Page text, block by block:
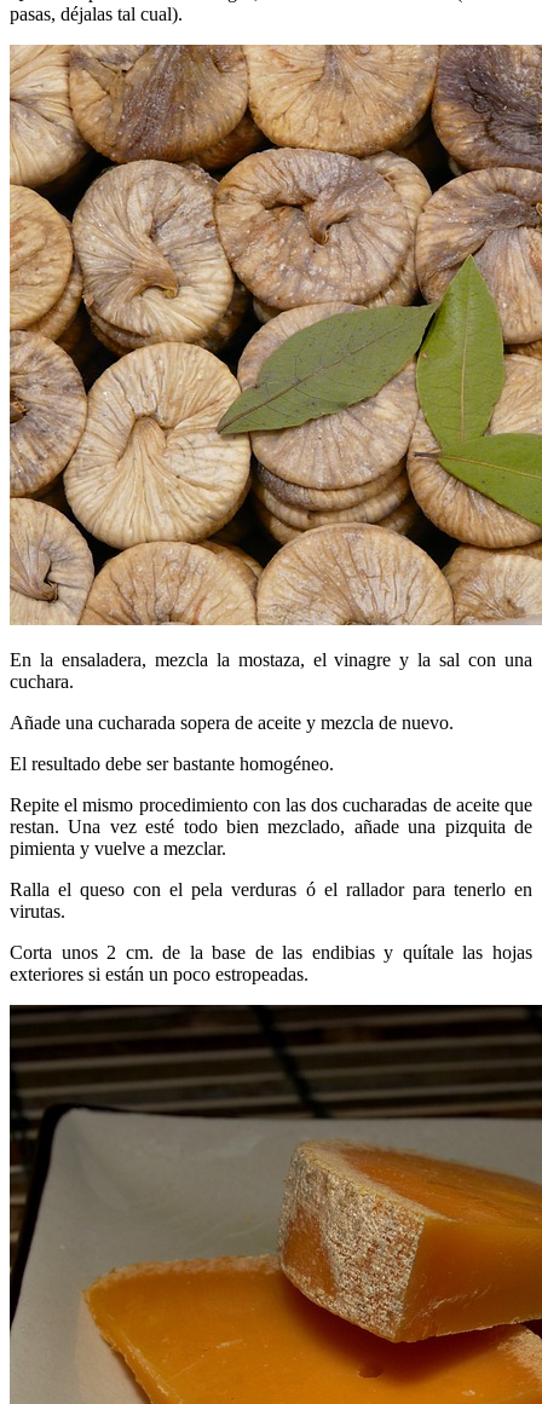
pasas, déjalas tal cual).
En la ensaladera, mezcla la mostaza, el vinagre y la sal con una
cuchara.
Añade una cucharada sopera de aceite y mezcla de nuevo.
El resultado debe ser bastante homogéneo.
Repite el mismo procedimiento con las dos cucharadas de aceite que
restan. Una vez esté todo bien mezclado, añade una pizquita de
pimienta y vuelve a mezclar.
Ralla el queso con el pela verduras ó el rallador para tenerlo en
virutas.
Corta unos 2 cm. de la base de las endibias y quítale las hojas
exteriores si están un poco estropeadas.